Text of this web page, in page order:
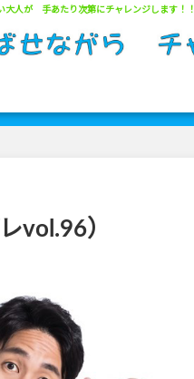
大人が 手あたり次第にチャレンジします！！
vol.96）